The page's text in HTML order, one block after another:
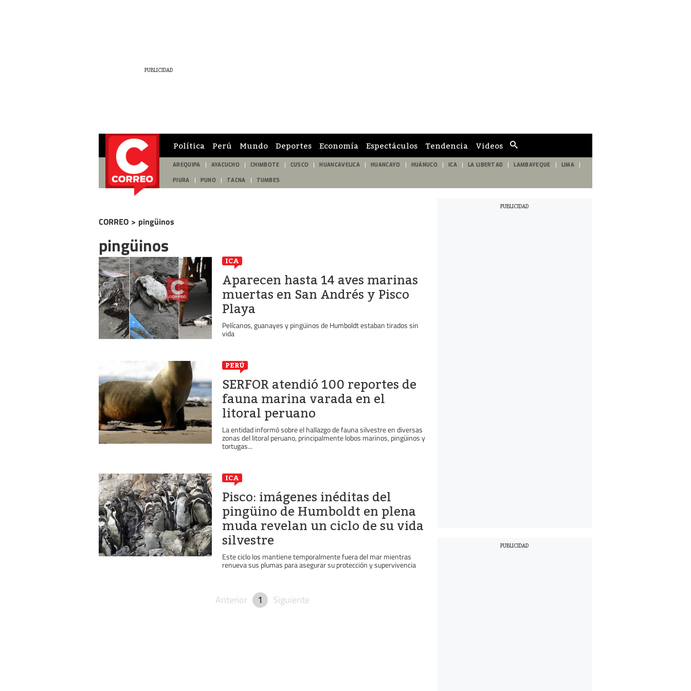
de
búsqueda
Política Perú Mundo Deportes Economía Espectáculos Tendencia Videos
AREQUIPA AYACUCHO CHIMBOTE CUSCO HUANCAVELICA HUANCAYO HUÁNUCO ICA LA LIBERTAD LAMBAYEQUE LIMA
PIURA PUNO TACNA TUMBES
CORREO > pingüinos
pingüinos
ICA
Aparecen hasta 14 aves marinas
muertas en San Andrés y Pisco
Playa
Pelícanos, guanayes y pingüinos de Humboldt estaban tirados sin
vida
PERÚ
SERFOR atendió 100 reportes de
fauna marina varada en el
litoral peruano
La entidad informó sobre el hallazgo de fauna silvestre en diversas
zonas del litoral peruano, principalmente lobos marinos, pingüinos y
tortugas...
ICA
Pisco: imágenes inéditas del
pingüino de Humboldt en plena
muda revelan un ciclo de su vida
silvestre
Este ciclo los mantiene temporalmente fuera del mar mientras
renueva sus plumas para asegurar su protección y supervivencia
Anterior 1 Siguiente